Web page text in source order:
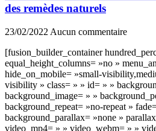
des remèdes naturels
23/02/2022 Aucun commentaire
[fusion_builder_container
equal_height_columns= »no »
hide_on_mobile= »small-
visibility » class= » » id= » »
background_image= » »
background_repeat= »no-repeat »
background_parallax= »none »
video_mp4= » » video_webm= » »